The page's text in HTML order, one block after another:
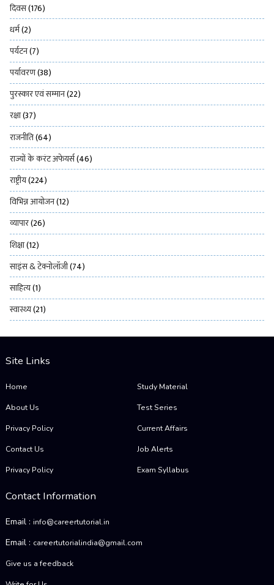
दिवस(176)
धर्म(2)
पर्यटन(7)
पर्यावरण(38)
पुरस्कार एवं सम्मान(22)
रक्षा(37)
राजनीति(64)
राज्यों के करंट अफेयर्स(46)
राष्ट्रीय(224)
विभिन्न आयोजन(12)
व्यापार(26)
शिक्षा(12)
साइंस & टेक्नोलॉजी(74)
साहित्य(1)
स्वास्थ्य(21)
Site Links
Home
About Us
Privacy Policy
Contact Us
Privacy Policy
Study Material
Test Series
Current Affairs
Job Alerts
Exam Syllabus
Contact Information
Email : info@careertutorial.in
Email : careertutorialindia@gmail.com
Give us a feedback